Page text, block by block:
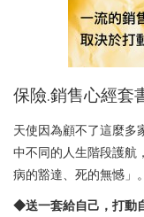
保險.銷售心經套
天使因為顧不了這麼多
中不同的人生階段護航
病的豁達、死的無憾」。
◆送一套給自己，打動